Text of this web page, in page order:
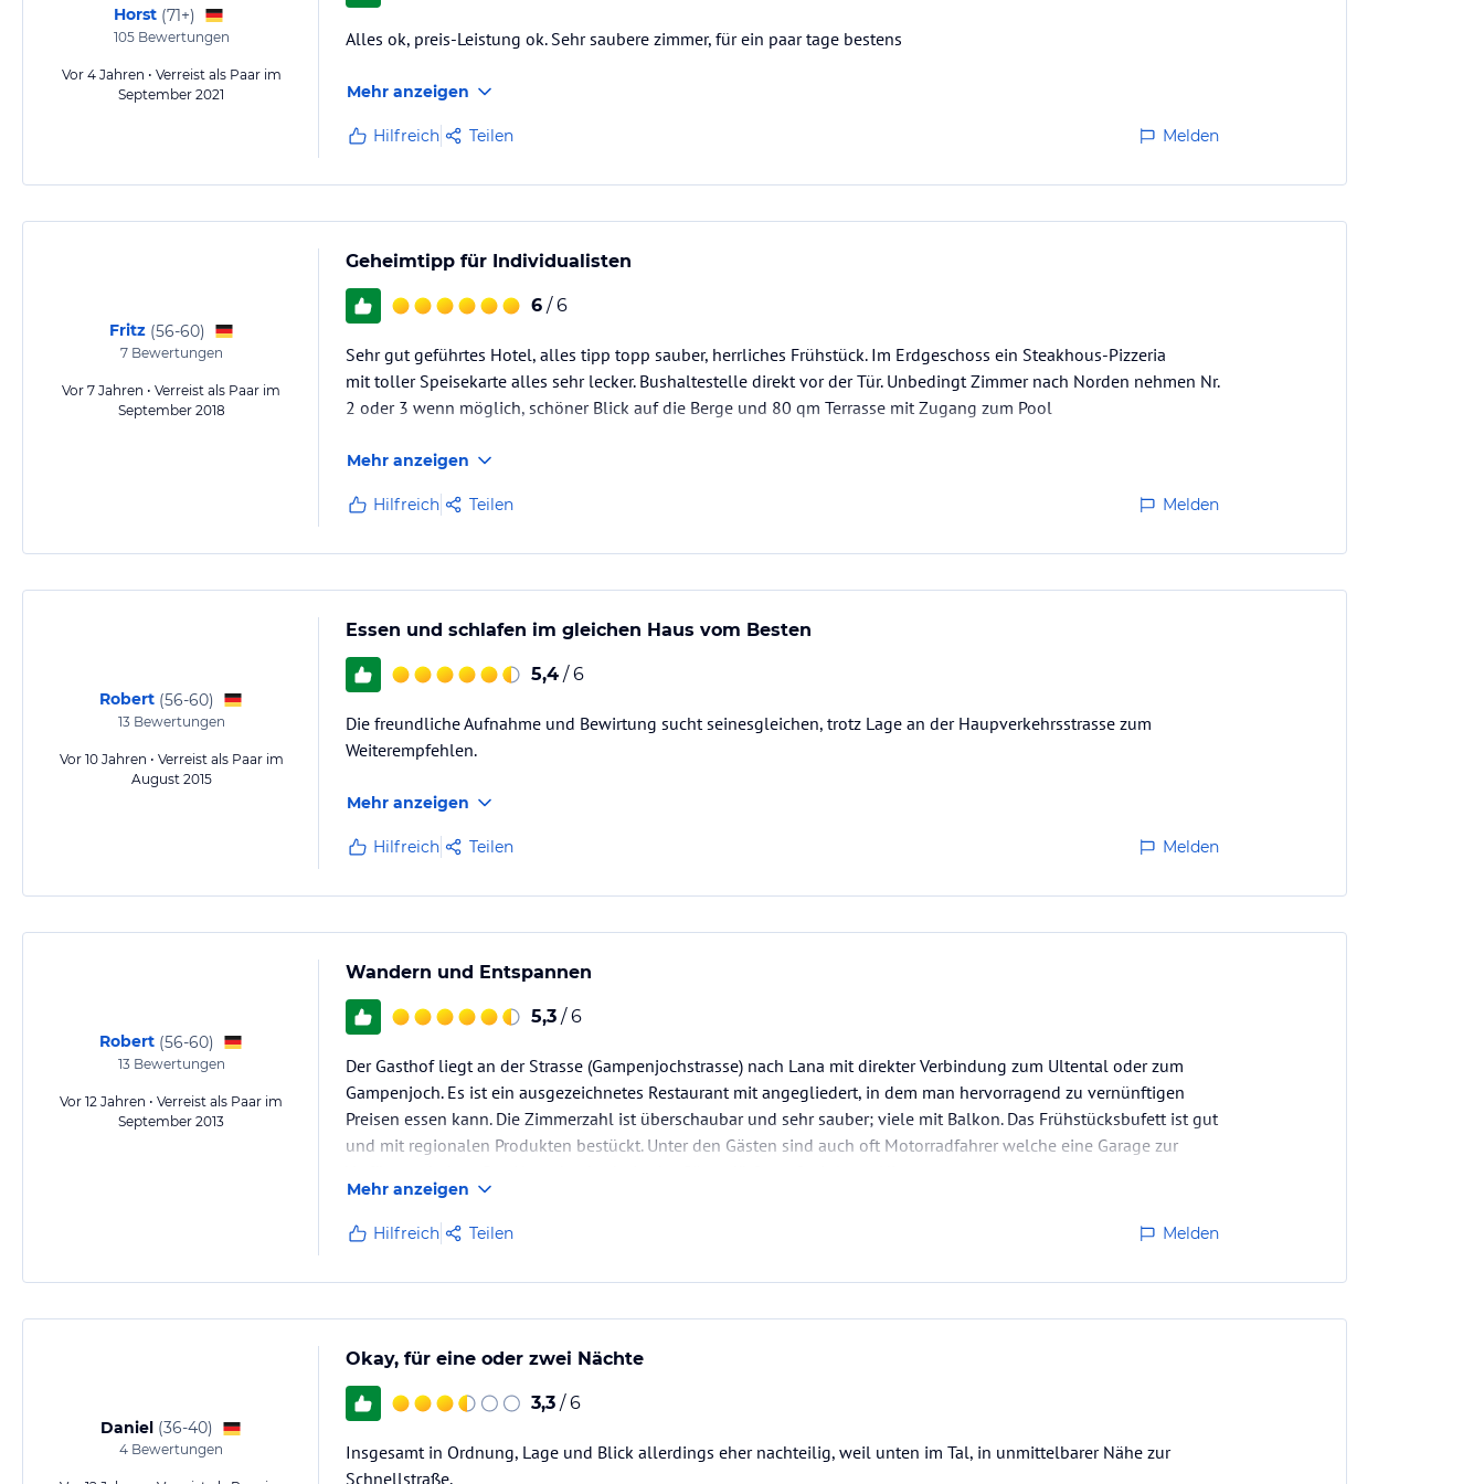
Horst (71+)
105Bewertungen
Vor 4 Jahren • Verreist als Paar im
September 2021
Alles ok, preis-Leistung ok. Sehr saubere zimmer, für ein paar tage bestens
Mehr anzeigen
Hilfreich Teilen Melden
Fritz (56-60)
7Bewertungen
Vor 7 Jahren • Verreist als Paar im
September 2018
Geheimtipp für Individualisten
6 / 6
Sehr gut geführtes Hotel, alles tipp topp sauber, herrliches Frühstück. Im Erdgeschoss ein Steakhous-Pizzeria
mit toller Speisekarte alles sehr lecker. Bushaltestelle direkt vor der Tür. Unbedingt Zimmer nach Norden nehmen Nr.
2 oder 3 wenn möglich, schöner Blick auf die Berge und 80 qm Terrasse mit Zugang zum Pool
Mehr anzeigen
Hilfreich Teilen Melden
Robert (56-60)
13Bewertungen
Vor 10 Jahren • Verreist als Paar im
August 2015
Essen und schlafen im gleichen Haus vom Besten
5,4 / 6
Die freundliche Aufnahme und Bewirtung sucht seinesgleichen, trotz Lage an der Haupverkehrsstrasse zum
Weiterempfehlen.
Mehr anzeigen
Hilfreich Teilen Melden
Robert (56-60)
13Bewertungen
Vor 12 Jahren • Verreist als Paar im
September 2013
Wandern und Entspannen
5,3 / 6
Der Gasthof liegt an der Strasse (Gampenjochstrasse) nach Lana mit direkter Verbindung zum Ultental oder zum
Gampenjoch. Es ist ein ausgezeichnetes Restaurant mit angegliedert, in dem man hervorragend zu vernünftigen
Preisen essen kann. Die Zimmerzahl ist überschaubar und sehr sauber; viele mit Balkon. Das Frühstücksbufett ist gut
und mit regionalen Produkten bestückt. Unter den Gästen sind auch oft Motorradfahrer welche eine Garage zur
Mehr anzeigen
Hilfreich Teilen Melden
Daniel (36-40)
4 Bewertungen
Okay, für eine oder zwei Nächte
3,3 / 6
Insgesamt in Ordnung, Lage und Blick allerdings eher nachteilig, weil unten im Tal, in unmittelbarer Nähe zur
Schnellstraße.